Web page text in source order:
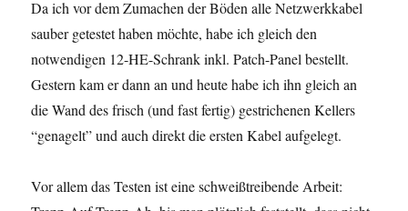
Da ich vor dem Zumachen der Böden alle Netzwerkkabel
sauber getestet haben möchte, habe ich gleich den
notwendigen 12-HE-Schrank inkl. Patch-Panel bestellt.
Gestern kam er dann an und heute habe ich ihn gleich an
die Wand des frisch (und fast fertig) gestrichenen Kellers
“genagelt” und auch direkt die ersten Kabel aufgelegt.
Vor allem das Testen ist eine schweißtreibende Arbeit: